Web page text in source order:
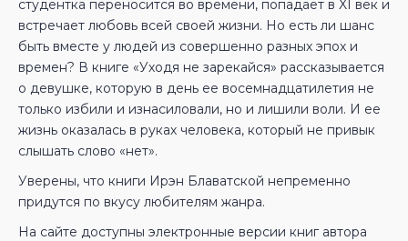
студентка переносится во времени, попадает в XI век и
встречает любовь всей своей жизни. Но есть ли шанс
быть вместе у людей из совершенно разных эпох и
времен? В книге «Уходя не зарекайся» рассказывается
о девушке, которую в день ее восемнадцатилетия не
только избили и изнасиловали, но и лишили воли. И ее
жизнь оказалась в руках человека, который не привык
слышать слово «нет».
Уверены, что книги Ирэн Блаватской непременно
придутся по вкусу любителям жанра.
На сайте доступны электронные версии книг автора